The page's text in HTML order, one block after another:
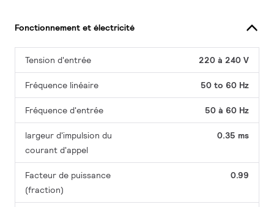
Fonctionnement et électricité
Tension d'entrée 220 à 240 V
Fréquence linéaire 50 to 60 Hz
Fréquence d'entrée 50 à 60 Hz
largeur d'impulsion du
courant d'appel
0.35 ms
Facteur de puissance
(fraction)
0.99